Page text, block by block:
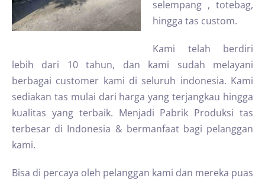
selempang , totebag,
hingga tas custom.
Kami telah berdiri
lebih dari 10 tahun, dan kami sudah melayani
berbagai customer kami di seluruh indonesia. Kami
sediakan tas mulai dari harga yang terjangkau hingga
kualitas yang terbaik. Menjadi Pabrik Produksi tas
terbesar di Indonesia & bermanfaat bagi pelanggan
kami.
Bisa di percaya oleh pelanggan kami dan mereka puas